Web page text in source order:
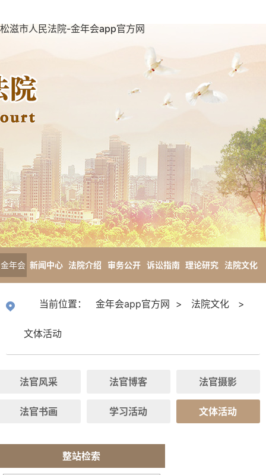
松滋市人民法院-金年会app官方网
金年会
方网
新闻中心 法院介绍 审务公开 诉讼指南 理论研究 法院文化
当前位置： 金年会app官方网 > 法院文化 >
文体活动
法官风采 法官博客 法官摄影
法官书画 学习活动 文体活动
整站检索